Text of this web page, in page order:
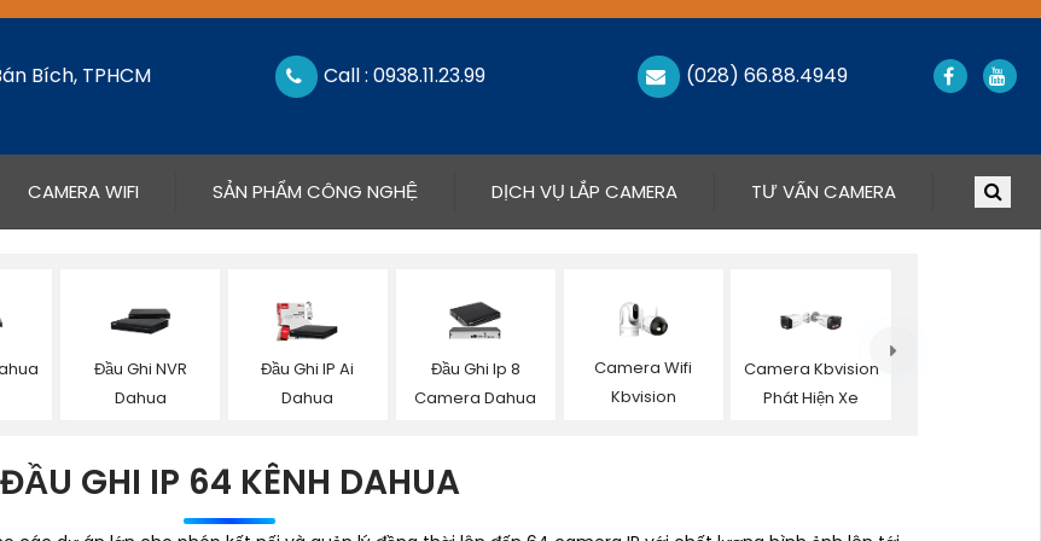
Bích, TPHCM Call : 0938.11.23.99 (028) 66.88.4949
CAMERA WIFI SẢN PHẨM CÔNG NGHỆ DỊCH VỤ LẮP CAMERA TƯ VẤN CAMERA
Đầu Ghi NVR
Dahua
Đầu Ghi IP Ai
Dahua
Đầu Ghi Ip 8
Camera Dahua
Camera Wifi
Kbvision
Camera Kbvision
Phát Hiện Xe
ĐẦU GHI IP 64 KÊNH DAHUA